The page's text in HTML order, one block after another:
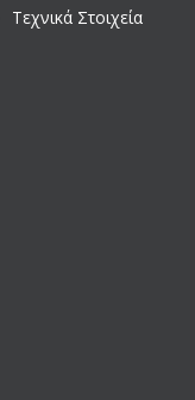
Τεχνικά Στοιχεία